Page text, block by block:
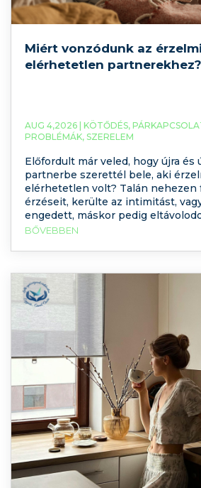
Miért vonzódunk az
elérhetetlen partnerekhez?
AUG 4,2026 | KÖTŐDÉS,
PROBLÉMÁK, SZERELEM
Előfordult már veled, hogy újra és
partnerbe szerettél bele, aki
elérhetetlen volt? Talán nehezen
érzéseit, kerülte az intimitást,
engedett, máskor pedig
irracionálisnak tűnhet, a
kötődési élmények és tudattalan
BŐVEBBEN